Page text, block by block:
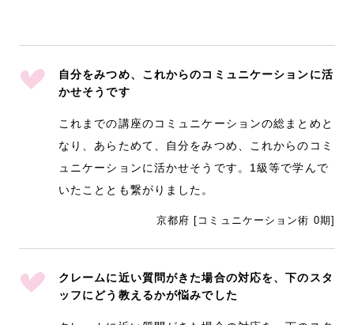
自分をみつめ、これからのコミュニケーションに活
かせそうです
これまでの講座のコミュニケーションの総まとめと
なり、あらためて、自分をみつめ、これからのコミ
ュニケーションに活かせそうです。1級等で学んで
いたこととも繋がりました。
京都府 [コミュニケーション術 0期]
クレームに近い質問がきた場合の対応を、下のスタ
ッフにどう教えるかが悩みでした